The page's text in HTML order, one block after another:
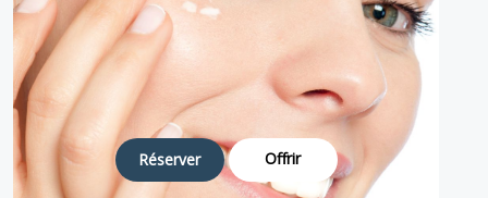
Réserver Offrir